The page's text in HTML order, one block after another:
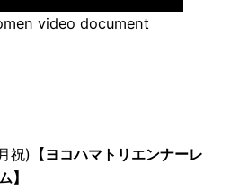
video document
祝) 【ヨコハマトリエンナーレ
】